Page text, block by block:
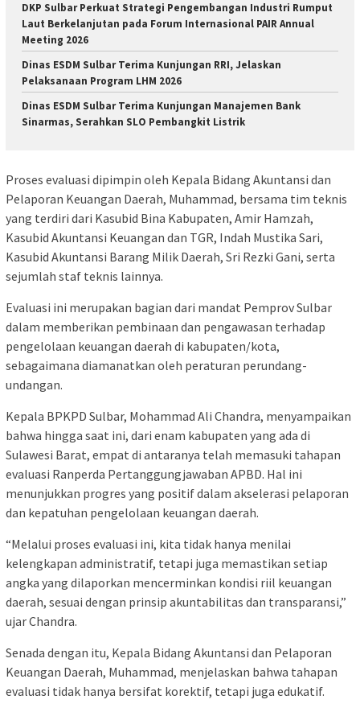
DKP Sulbar Perkuat Strategi Pengembangan Industri Rumput
Laut Berkelanjutan pada Forum Internasional PAIR Annual
Meeting 2026
Dinas ESDM Sulbar Terima Kunjungan RRI, Jelaskan
Pelaksanaan Program LHM 2026
Dinas ESDM Sulbar Terima Kunjungan Manajemen Bank
Sinarmas, Serahkan SLO Pembangkit Listrik
Proses evaluasi dipimpin oleh Kepala Bidang Akuntansi dan
Pelaporan Keuangan Daerah, Muhammad, bersama tim teknis
yang terdiri dari Kasubid Bina Kabupaten, Amir Hamzah,
Kasubid Akuntansi Keuangan dan TGR, Indah Mustika Sari,
Kasubid Akuntansi Barang Milik Daerah, Sri Rezki Gani, serta
sejumlah staf teknis lainnya.
Evaluasi ini merupakan bagian dari mandat Pemprov Sulbar
dalam memberikan pembinaan dan pengawasan terhadap
pengelolaan keuangan daerah di kabupaten/kota,
sebagaimana diamanatkan oleh peraturan perundang-
undangan.
Kepala BPKPD Sulbar, Mohammad Ali Chandra, menyampaikan
bahwa hingga saat ini, dari enam kabupaten yang ada di
Sulawesi Barat, empat di antaranya telah memasuki tahapan
evaluasi Ranperda Pertanggungjawaban APBD. Hal ini
menunjukkan progres yang positif dalam akselerasi pelaporan
dan kepatuhan pengelolaan keuangan daerah.
“Melalui proses evaluasi ini, kita tidak hanya menilai
kelengkapan administratif, tetapi juga memastikan setiap
angka yang dilaporkan mencerminkan kondisi riil keuangan
daerah, sesuai dengan prinsip akuntabilitas dan transparansi,”
ujar Chandra.
Senada dengan itu, Kepala Bidang Akuntansi dan Pelaporan
Keuangan Daerah, Muhammad, menjelaskan bahwa tahapan
evaluasi tidak hanya bersifat korektif, tetapi juga edukatif.